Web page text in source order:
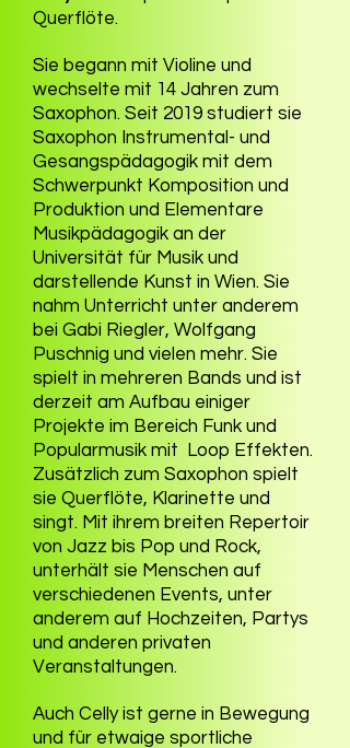
Querflöte.
Sie begann mit Violine und
wechselte mit 14 Jahren zum
Saxophon. Seit 2019 studiert sie
Saxophon Instrumental- und
Gesangspädagogik mit dem
Schwerpunkt Komposition und
Produktion und Elementare
Musikpädagogik an der
Universität für Musik und
darstellende Kunst in Wien. Sie
nahm Unterricht unter anderem
bei Gabi Riegler, Wolfgang
Puschnig und vielen mehr. Sie
spielt in mehreren Bands und ist
derzeit am Aufbau einiger
Projekte im Bereich Funk und
Popularmusik mit Loop Effekten.
Zusätzlich zum Saxophon spielt
sie Querflöte, Klarinette und
singt. Mit ihrem breiten Repertoir
von Jazz bis Pop und Rock,
unterhält sie Menschen auf
verschiedenen Events, unter
anderem auf Hochzeiten, Partys
und anderen privaten
Veranstaltungen.
Auch Celly ist gerne in Bewegung
und für etwaige sportliche